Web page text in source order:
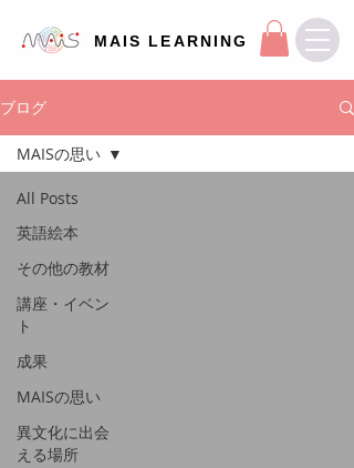
MAIS LEARNING
ブログ
All Posts
英語絵本
その他の教材
講座・イベン
ト
成果
MAISの思い
異文化に出会
える場所
MAISの思い